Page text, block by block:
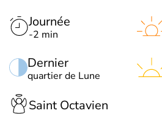
Journée
-2 min
Dernier
quartier de Lune
Saint Octavien